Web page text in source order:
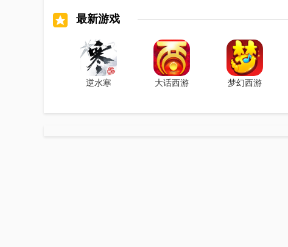
最新游戏
逆水寒 大话西游 梦幻西游